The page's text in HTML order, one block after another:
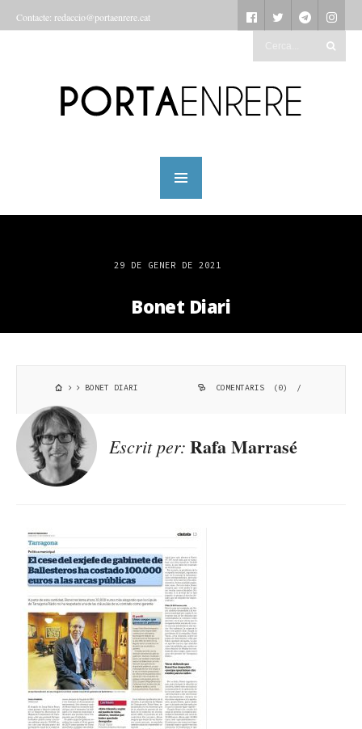
Contacte: redaccio@portaenrere.cat
29 DE GENER DE 2021
Bonet Diari
BONET DIARI COMENTARIS (0) /
Escrit per: Rafa Marrasé